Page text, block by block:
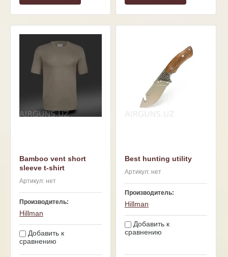
Bamboo vent short
sleeve t-shirt
Артикул: нет
Производитель:
Hillman
Добавить к
сравнению
Best hunting utility
Артикул:нет
Производитель:
Hillman
Добавить к
сравнению